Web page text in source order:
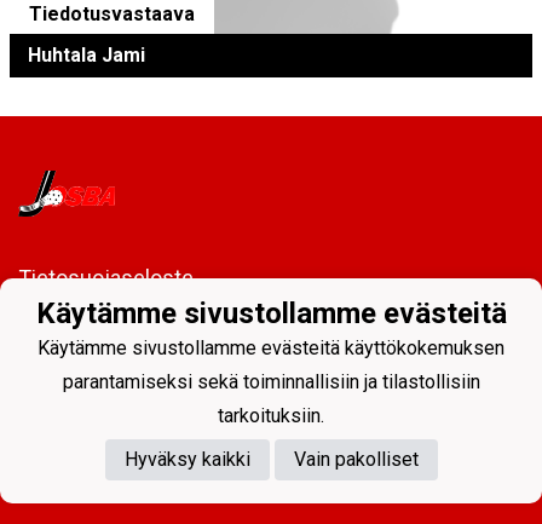
Tiedotusvastaava
Huhtala Jami
Tietosuojaseloste
Josba Juniorit ry
PL 128
80101 Joensuu
toimisto@josbajuniorit.fi
Käytämme sivustollamme evästeitä
Käytämme sivustollamme evästeitä käyttökokemuksen
parantamiseksi sekä toiminnallisiin ja tilastollisiin
tarkoituksiin.
Hyväksy kaikki
Vain pakolliset